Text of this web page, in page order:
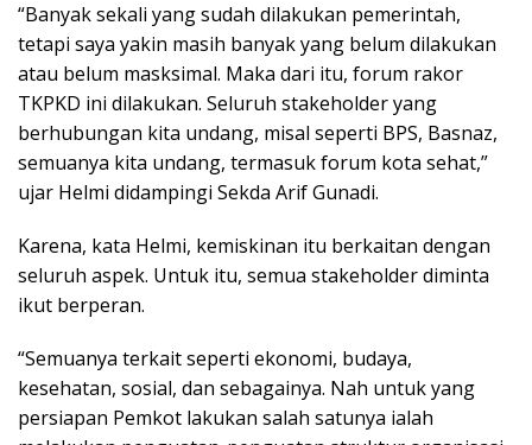
“Banyak sekali yang sudah dilakukan pemerintah,
tetapi saya yakin masih banyak yang belum dilakukan
atau belum masksimal. Maka dari itu, forum rakor
TKPKD ini dilakukan. Seluruh stakeholder yang
berhubungan kita undang, misal seperti BPS, Basnaz,
semuanya kita undang, termasuk forum kota sehat,”
ujar Helmi didampingi Sekda Arif Gunadi.
Karena, kata Helmi, kemiskinan itu berkaitan dengan
seluruh aspek. Untuk itu, semua stakeholder diminta
ikut berperan.
“Semuanya terkait seperti ekonomi, budaya,
kesehatan, sosial, dan sebagainya. Nah untuk yang
persiapan Pemkot lakukan salah satunya ialah